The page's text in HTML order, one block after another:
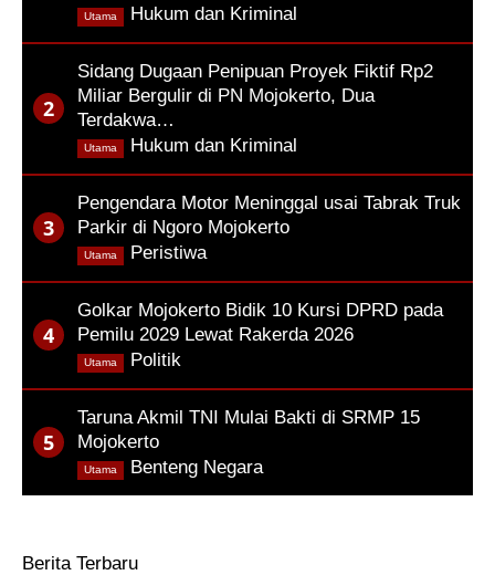
Hukum dan Kriminal
Utama
Sidang Dugaan Penipuan Proyek Fiktif Rp2
Miliar Bergulir di PN Mojokerto, Dua
Terdakwa…
Hukum dan Kriminal
Utama
Pengendara Motor Meninggal usai Tabrak Truk
Parkir di Ngoro Mojokerto
Peristiwa
Utama
Golkar Mojokerto Bidik 10 Kursi DPRD pada
Pemilu 2029 Lewat Rakerda 2026
Politik
Utama
Taruna Akmil TNI Mulai Bakti di SRMP 15
Mojokerto
Benteng Negara
Utama
Berita Terbaru